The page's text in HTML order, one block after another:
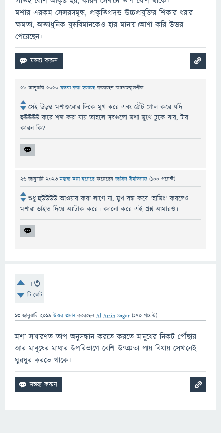
মশার এরকম সেন্সরসমৃদ্ধ, প্রকৃতিপ্রদত্ত উচ্চপ্রযুক্তির শিকার ধরার
ক্ষমতা, অত্যাধুনিক যুদ্ধবিমানকেও হার মানায়।আশা করি উত্তর
পেয়েছেন।
28 জানুয়ারি 2020 মন্তব্য করা হয়েছেকরেছেনঅজ্ঞাতকুলশীল
সেই উড়ন্ত মশাগুলোর দিকে মুখ করে এবং ঠোঁট গোল করে যদি
হুউউউউ করে শব্দ করা যায় তাহলে সবগুলো মশা মুখে ঢুকে যায়, টার
কারন কি?
26 জানুয়ারি 2023 মন্তব্য করা হয়েছেকরেছেনজাহিদ ইমতিয়াজ (100 পয়েন্ট)
শুধু হুউউউউ আওয়ার করা লাগে না, মুখ বন্ধ করে 'হামিং' করলেও
মশারা ডাইভ দিয়ে অ্যাটাক করে। ক্যানো করে এই প্রশ্ন আমারও।
+3
টি ভোট
13 জানুয়ারি 2019 উত্তর প্রদান করেছেন Al Amin Sagor (170 পয়েন্ট)
মশা সাধারণত তাপ অনুসন্ধান করতে করতে মানুষের নিকট পৌঁছায়
আর মানুষের মাথার উপরিভাগে বেশি উষ্ঞতা পায় বিধায় সেখানেই
ঘুরঘুর করতে থাকে।